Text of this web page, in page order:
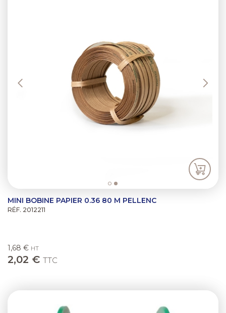
MINI BOBINE PAPIER 0.36 80 M PELLENC
RÉF. 2012211
1,68 € HT
2,02 € TTC